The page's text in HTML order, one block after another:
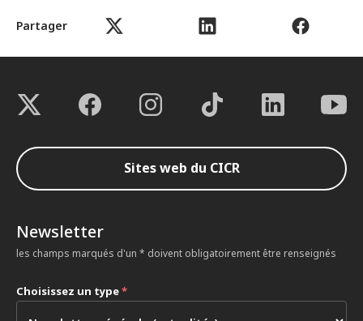
Partager
Sites web du CICR
Newsletter
les champs marqués d'un * doivent obligatoirement être renseignés
Choisissez un type*